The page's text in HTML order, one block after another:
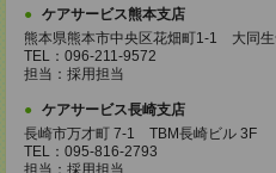
ケアサービス熊本支店
熊本県熊本市中央区花畑町1-1 大同生
TEL：096-211-9572
担当：採用担当
ケアサービス長崎支店
長崎市万才町 7-1 TBM長崎ビル 3F
TEL：095-816-2793
担当：採用担当